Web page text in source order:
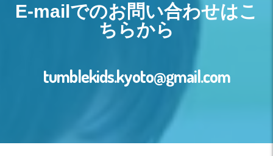
E-mailでのお問い合わせはこ
ちらから
tumblekids.kyoto@gmail.com